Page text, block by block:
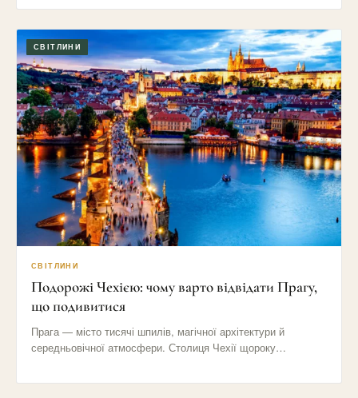
СВІТЛИНИ
СВІТЛИНИ
Подорожі Чехією: чому варто відвідати Прагу,
що подивитися
Прага — місто тисячі шпилів, магічної архітектури й
середньовічної атмосфери. Столиця Чехії щороку